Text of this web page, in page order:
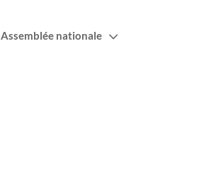
Assemblée nationale